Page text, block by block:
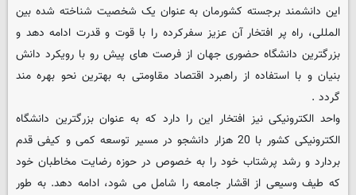
این دانشمند برجسته کشورمان به عنوان یک شخصیت شناخته شده بین
المللی، راه پر افتخار آن عزیز سفرکرده را با قوت و قدرت ادامه دهد و
بزرگترین دانشگاه حضوری جهان از فرصت های پیش رو با رویکرد دانش
بنیان و با استفاده از راهبرد اقتصاد مقاومتی به بهترین نحو بهره مند
گردد .
واحد الکترونیکی نیز افتخار این را دارد که به عنوان بزرگترین دانشگاه
الکترونیکی کشور با 20 هزار دانشجو در مسیر توسعه کمی و کیفی قدم
بردارد و رشد پرشتاب خود را به خصوص در حوزه رضایت مخاطبان خود
که طیف وسیعی از اقشار جامعه را شامل می شود، ادامه دهد. به طور